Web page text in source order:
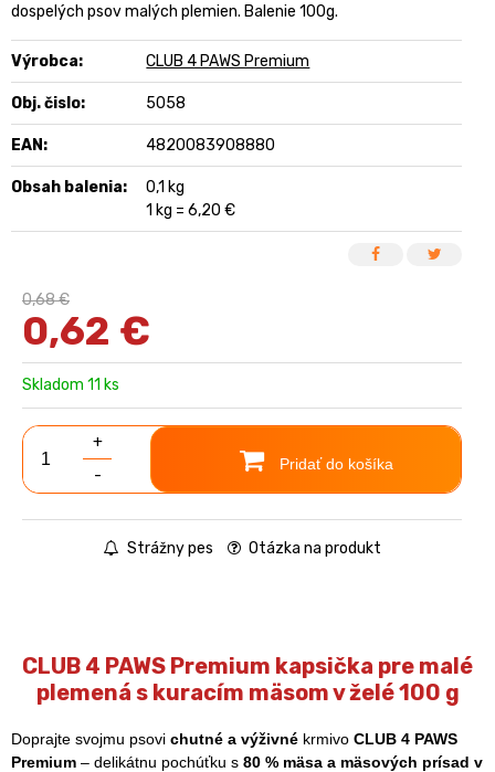
dospelých psov malých plemien. Balenie 100g.
Výrobca: CLUB 4 PAWS Premium
Obj. čislo: 5058
EAN: 4820083908880
Obsah balenia:
0,1 kg
1 kg = 6,20 €
0,68 €
0,62 €
Skladom 11 ks
+
-
Pridať do košíka
Strážny pes Otázka na produkt
CLUB 4 PAWS Premium kapsička pre malé
plemená s kuracím mäsom v želé 100 g
Doprajte svojmu psovi chutné a výživné krmivo CLUB 4 PAWS
Premium – delikátnu pochúťku s 80 % mäsa a mäsových prísad v